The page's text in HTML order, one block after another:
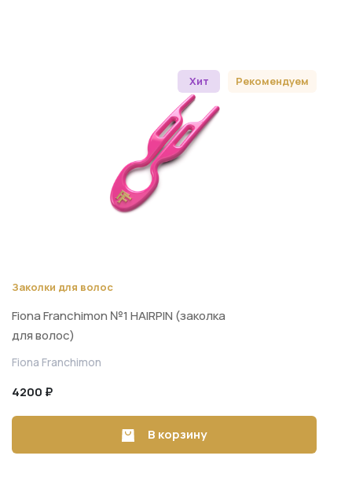
Хит Рекомендуем
Заколки для волос
Fiona Franchimon №1 HAIRPIN (заколка
для волос)
Fiona Franchimon
4200 ₽
В корзину